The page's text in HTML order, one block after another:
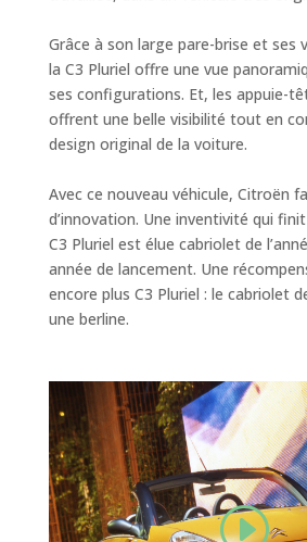
Grâce à son large pare-brise et ses
la C3 Pluriel offre une vue
ses configurations. Et, les appuie-
offrent une belle visibilité tout en
design original de la voiture.
Avec ce nouveau véhicule, Citroën
d’innovation. Une inventivité qui
C3 Pluriel est élue cabriolet de
année de lancement. Une
encore plus C3 Pluriel : le cabriolet
une berline.